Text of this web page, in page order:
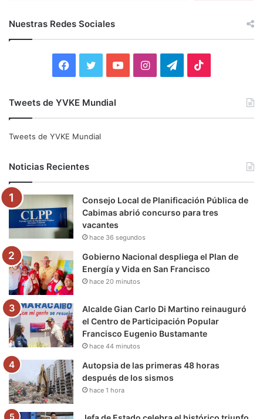
:
Nuestras Redes Sociales
e
o
o
k
t
e
r
b
e
I
g
r
m
r
a
k
Tweets de YVKE Mundial
Tweets de YVKE Mundial
Noticias Recientes
Consejo Local de Planificación Pública de
Cabimas abrió concurso para tres
vacantes
hace 36 segundos
Gobierno Nacional despliega el Plan de
Energía y Vida en San Francisco
hace 20 minutos
Alcalde Gian Carlo Di Martino reinauguró
el Centro de Participación Popular
Francisco Eugenio Bustamante
hace 44 minutos
Autopsia de las primeras 48 horas
después de los sismos
hace 1 hora